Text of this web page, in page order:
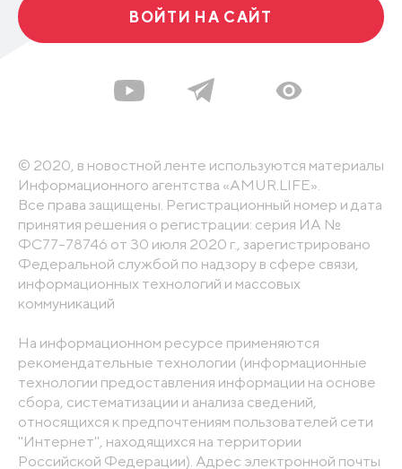
ВОЙТИ НА САЙТ
© 2020, в новостной ленте используются материалы
Информационного агентства «AMUR.LIFE».
Все права защищены. Регистрационный номер и дата
принятия решения о регистрации: серия ИА №
ФС77-78746 от 30 июля 2020 г., зарегистрировано
Федеральной службой по надзору в сфере связи,
информационных технологий и массовых
коммуникаций
На информационном ресурсе применяются
рекомендательные технологии (информационные
технологии предоставления информации на основе
сбора, систематизации и анализа сведений,
относящихся к предпочтениям пользователей сети
"Интернет", находящихся на территории
Российской Федерации). Адрес электронной почты